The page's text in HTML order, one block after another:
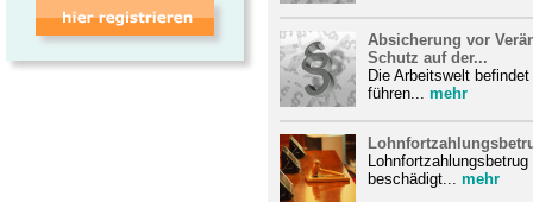
Absicherung vor
Schutz auf der...
Die Arbeitswelt
führen... mehr
beschädigt... mehr